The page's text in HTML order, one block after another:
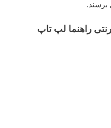
برسند.
راهنما لپ تاپ